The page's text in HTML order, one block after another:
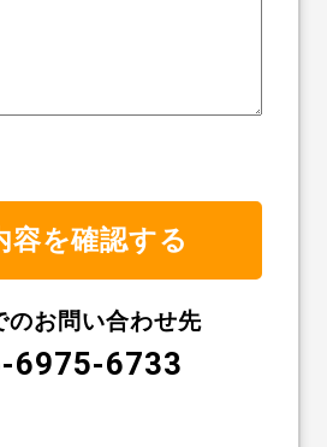
のお問い合わせ先
6975-6733